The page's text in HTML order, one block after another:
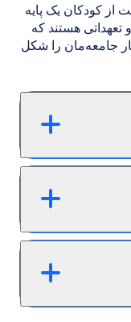
از کودکان یک پایه
هستند که
جامعه‌مان را شکل